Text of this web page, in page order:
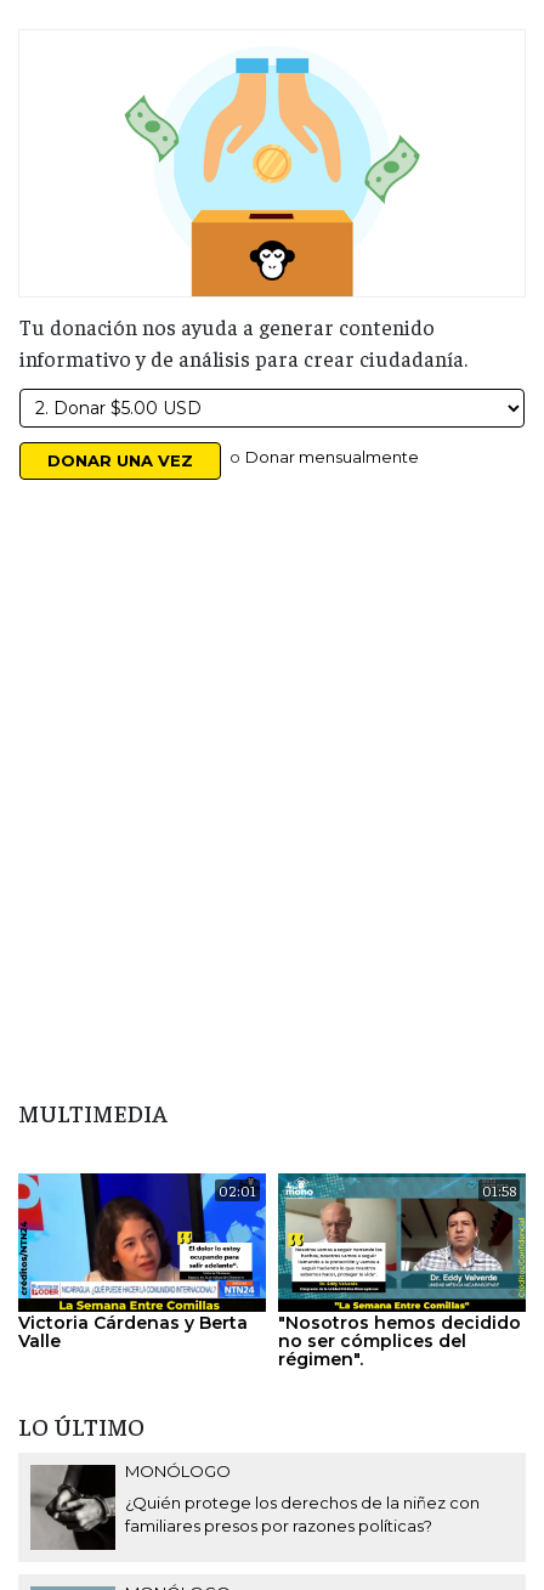
Tu donación nos ayuda a generar contenido
informativo y de análisis para crear ciudadanía.
o Donar mensualmente
MULTIMEDIA
02:01
Victoria Cárdenas y Berta
Valle
01:58
"Nosotros hemos decidido
no ser cómplices del
régimen".
LO ÚLTIMO
MONÓLOGO
¿Quién protege los derechos de la niñez con
familiares presos por razones políticas?